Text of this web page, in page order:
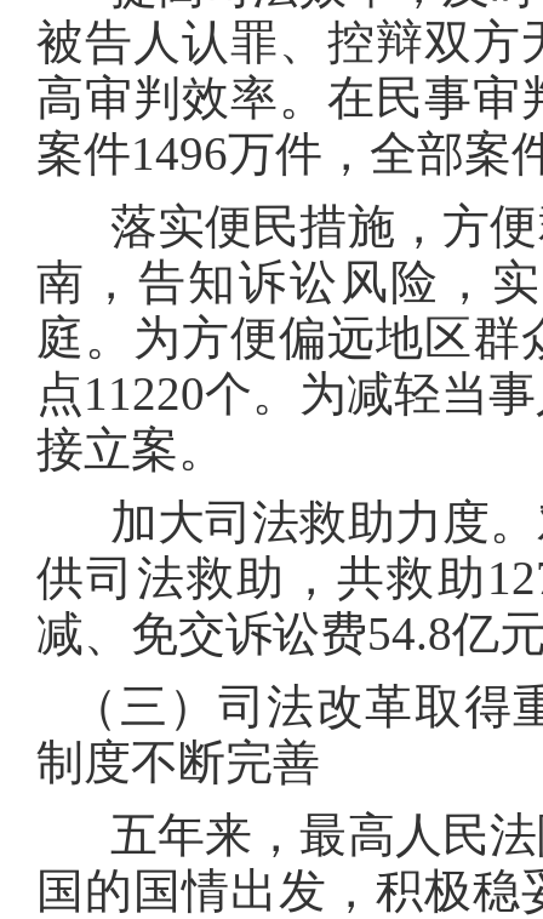
被告人认罪、控辩双方
高审判效率。在民事
案件1496万件，全部案
落实便民措施，方便
南，告知诉讼风险，
庭。为方便偏远地区
点11220个。为减轻当
接立案。
加大司法救助力度。
供司法救助，共救助
减、免交诉讼费54.8亿
（三）司法改革取
制度不断完善
五年来，最高人民法
国的国情出发，积极